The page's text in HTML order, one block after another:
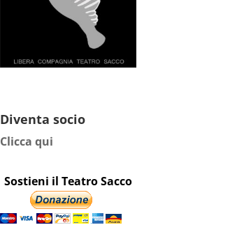
Diventa socio
Clicca qui
Sostieni il Teatro Sacco